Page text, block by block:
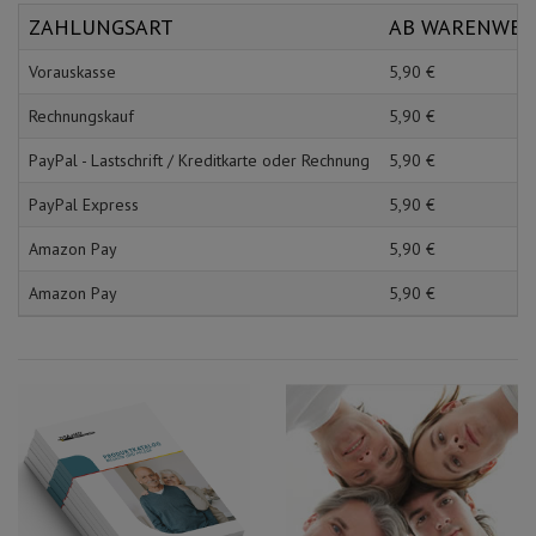
Ärmelschoner
Unterlagen und
ZAHLUNGSART AB
Vorauskasse 5,90 €
Rechnungskauf 5,90 €
PayPal - Lastschrift / Kreditkarte oder Rechnung 5,90 €
PayPal Express 5,90 €
Amazon Pay 5,90 €
Amazon Pay 5,90 €